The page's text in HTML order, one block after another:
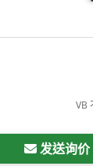
VB
发送询价